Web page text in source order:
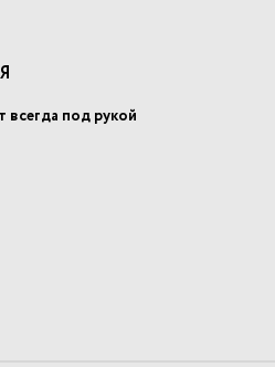
всегда под рукой